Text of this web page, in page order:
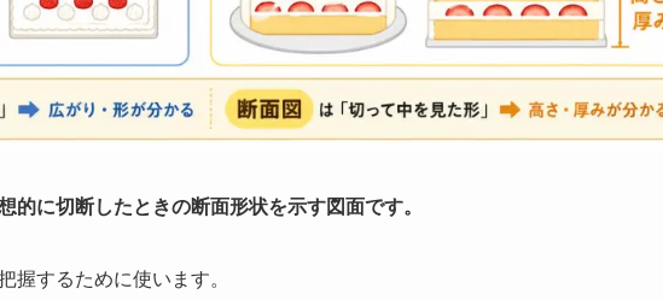
的に切断したときの断面形状を示す図面です。
握するために使います。